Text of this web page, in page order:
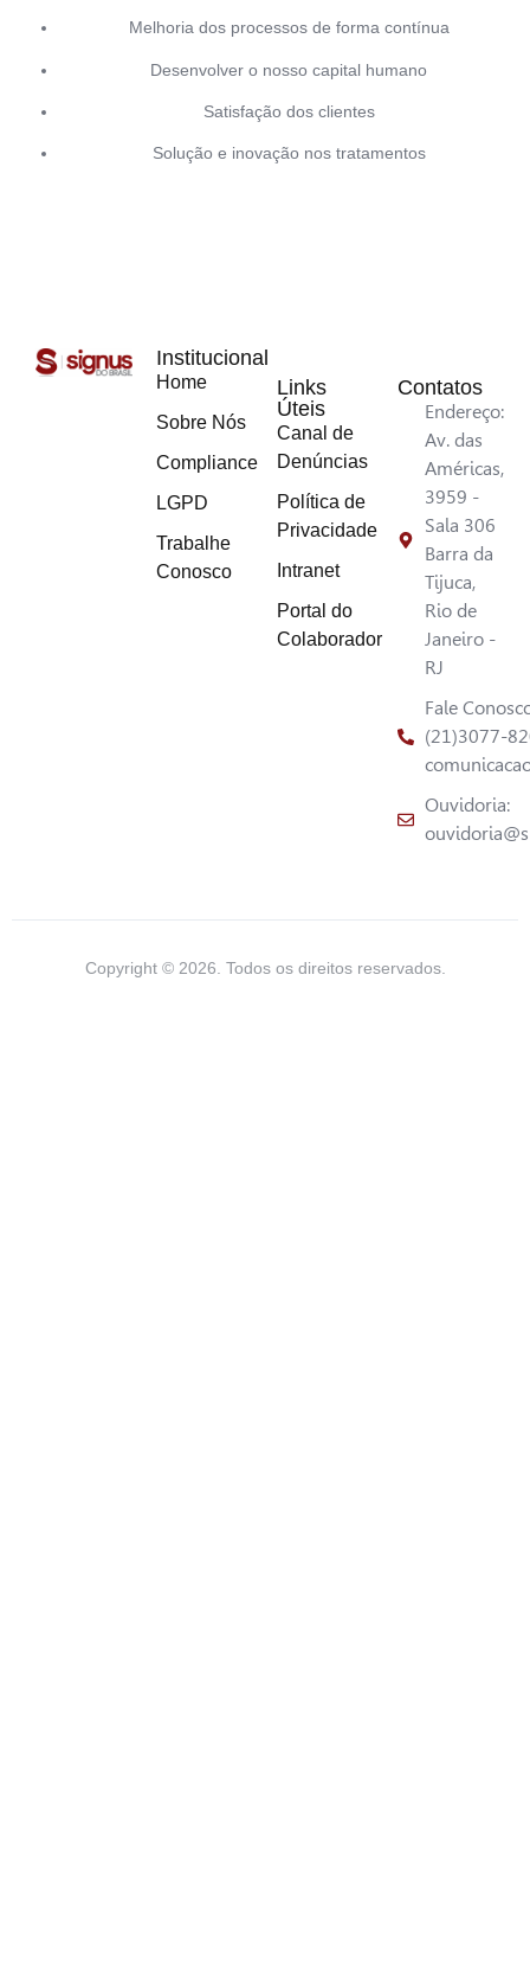
Melhoria dos processos de forma contínua
Desenvolver o nosso capital humano
Satisfação dos clientes
Solução e inovação nos tratamentos
Institucional
Home
Sobre Nós
Compliance
LGPD
Trabalhe
Conosco
Links
Úteis
Canal de
Denúncias
Política de
Privacidade
Intranet
Portal do
Colaborador
Contatos
Endereço:
Av. das
Américas,
3959 -
Sala 306
Barra da
Tijuca,
Rio de
Janeiro -
RJ
Fale
(21)3077-
Ouvidoria:
Copyright © 2026. Todos os direitos reservados.